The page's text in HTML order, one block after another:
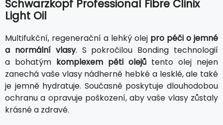
Schwarzkopf Professional Fibre Clinix
Light Oil
Multifukční, regenerační a lehký olej pro péči o jemné
a normální vlasy. S pokročilou Bonding technologií
a bohatým komplexem pěti olejů tento olej nejen
zanechá vaše vlasy nádherně hebké a lesklé, ale také
je jemně hydratuje. Současně poskytuje dlouhodobou
ochranu a opravuje poškození, aby vaše vlasy zůstaly
krásné a zdravé.